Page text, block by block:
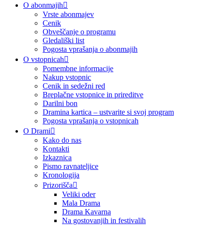
O abonmajih
Vrste abonmajev
Cenik
Obveščanje o programu
Gledališki list
Pogosta vprašanja o abonmajih
O vstopnicah
Pomembne informacije
Nakup vstopnic
Cenik in sedežni red
Breplačne vstopnice in prireditve
Darilni bon
Dramina kartica – ustvarite si svoj program
Pogosta vprašanja o vstopnicah
O Drami
Kako do nas
Kontakti
Izkaznica
Pismo ravnateljice
Kronologija
Prizorišča
Veliki oder
Mala Drama
Drama Kavarna
Na gostovanjih in festivalih